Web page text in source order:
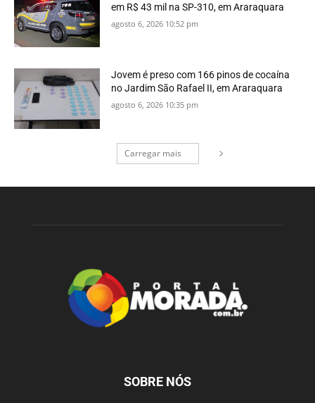
em R$ 43 mil na SP-310, em Araraquara
agosto 6, 2026 10:52 pm
Jovem é preso com 166 pinos de cocaína
no Jardim São Rafael II, em Araraquara
agosto 6, 2026 10:35 pm
Carregar mais
SOBRE NÓS